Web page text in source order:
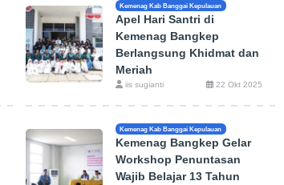
Kemenag Kab Banggai Kepulauan
Apel Hari Santri di
Kemenag Bangkep
Berlangsung Khidmat dan
Meriah
iis sugianti 22 Okt 2025
Kemenag Kab Banggai Kepulauan
Kemenag Bangkep Gelar
Workshop Penuntasan
Wajib Belajar 13 Tahun